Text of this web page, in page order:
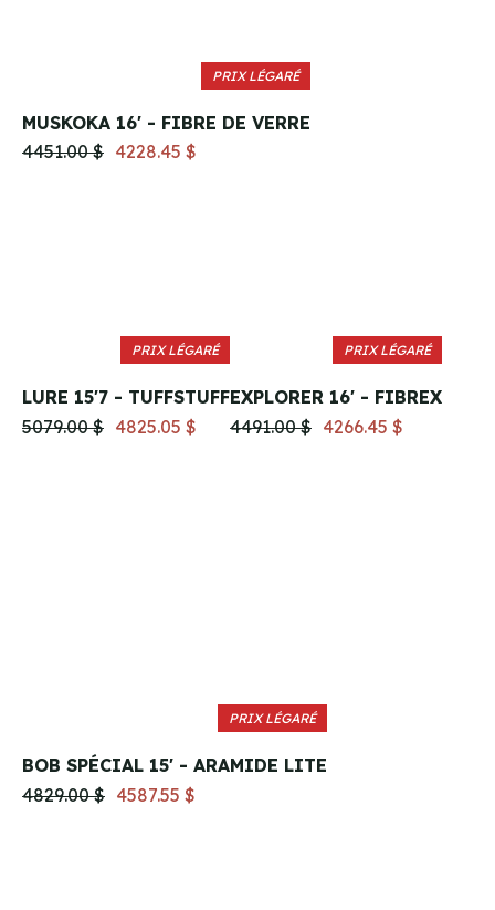
PRIX LÉGARÉ
MUSKOKA 16' - FIBRE DE VERRE
4451.00 $ 4228.45 $
PRIX LÉGARÉ
LURE 15'7 - TUFFSTUFF
5079.00 $ 4825.05 $
PRIX LÉGARÉ
EXPLORER 16' - FIBREX
4491.00 $ 4266.45 $
PRIX LÉGARÉ
BOB SPÉCIAL 15' - ARAMIDE LITE
4829.00 $ 4587.55 $